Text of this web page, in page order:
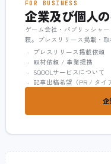
FOR BUSINESS
企業及び個人
ゲーム会社・パブリッシャ
頼。プレスリリース掲載・取
プレスリリース掲載依頼
取材依頼 / 事業提携
SQOOLサービスについて
記事出稿希望（PR / タイ